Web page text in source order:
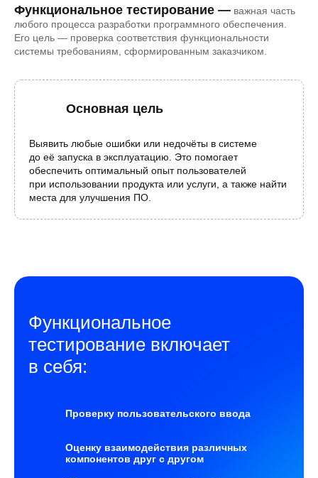
Функциональное тестирование — важная часть
любого процесса разработки программного обеспечения.
Его цель — проверка соответствия функциональности
системы требованиям, сформированным заказчиком.
Основная цель
Выявить любые ошибки или недочёты в системе
до её запуска в эксплуатацию. Это помогает
обеспечить оптимальный опыт пользователей
при использовании продукта или услуги, а также найти
места для улучшения ПО.
Функциональное
тестирование включает
в себя:
Проверку пользовательского ввода
Оценку взаимодействия различных
компонентов друг с другом